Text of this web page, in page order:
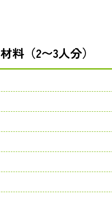
材料（2〜3人分）